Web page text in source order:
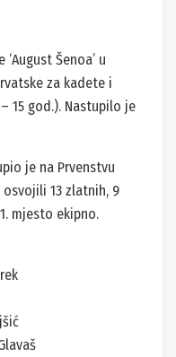
Šenoa’ u
za kadete i
15 god.). Nastupilo je
je na Prvenstvu
13 zlatnih, 9
mjesto ekipno.